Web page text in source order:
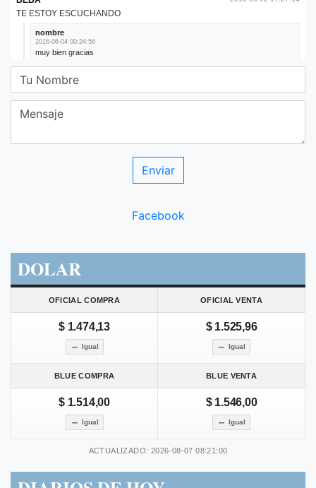
Facebook
DOLAR
OFICIAL COMPRA OFICIAL VENTA
$ 1.474,13
Igual
$ 1.525,96
Igual
BLUE COMPRA BLUE VENTA
$ 1.514,00
Igual
$ 1.546,00
Igual
ACTUALIZADO: 2026-08-07 08:21:00